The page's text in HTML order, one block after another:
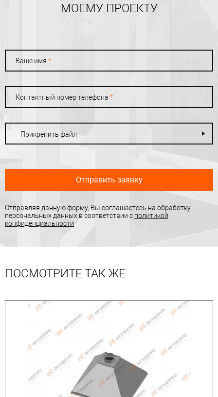
МОЕМУ ПРОЕКТУ
Ваше имя *
Контактный номер телефона *
Прикрепить файл
Отправить заявку
Отправляя данную форму, Вы соглашаетесь на обработку
персональных данных в соответствии с политикой
конфиденциальности
ПОСМОТРИТЕ ТАК ЖЕ